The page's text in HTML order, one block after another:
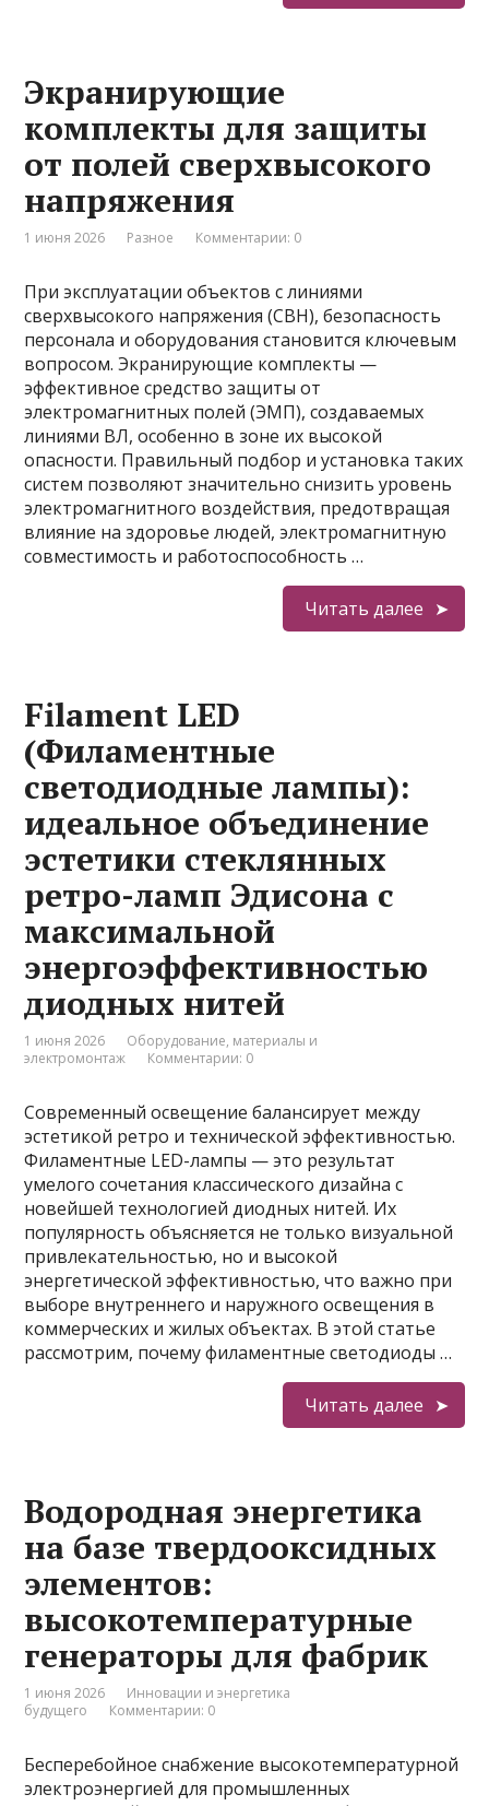
Экранирующие
комплекты для защиты
от полей сверхвысокого
напряжения
1 июня 2026 Разное Комментарии: 0
При эксплуатации объектов с линиями
сверхвысокого напряжения (СВН), безопасность
персонала и оборудования становится ключевым
вопросом. Экранирующие комплекты —
эффективное средство защиты от
электромагнитных полей (ЭМП), создаваемых
линиями ВЛ, особенно в зоне их высокой
опасности. Правильный подбор и установка таких
систем позволяют значительно снизить уровень
электромагнитного воздействия, предотвращая
влияние на здоровье людей, электромагнитную
совместимость и работоспособность …
Читать далее
Filament LED
(Филаментные
светодиодные лампы):
идеальное объединение
эстетики стеклянных
ретро-ламп Эдисона с
максимальной
энергоэффективностью
диодных нитей
1 июня 2026
Оборудование, материалы и
электромонтаж
Комментарии: 0
Современный освещение балансирует между
эстетикой ретро и технической эффективностью.
Филаментные LED-лампы — это результат
умелого сочетания классического дизайна с
новейшей технологией диодных нитей. Их
популярность объясняется не только визуальной
привлекательностью, но и высокой
энергетической эффективностью, что важно при
выборе внутреннего и наружного освещения в
коммерческих и жилых объектах. В этой статье
рассмотрим, почему филаментные светодиоды …
Читать далее
Водородная энергетика
на базе твердооксидных
элементов:
высокотемпературные
генераторы для фабрик
1 июня 2026
Инновации и энергетика
будущего
Комментарии: 0
Бесперебойное снабжение высокотемпературной
электроэнергией для промышленных